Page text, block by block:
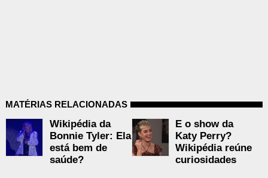
MATÉRIAS RELACIONADAS
Wikipédia da
Bonnie Tyler: Ela
está bem de
saúde?
E o show da
Katy Perry?
Wikipédia reúne
curiosidades